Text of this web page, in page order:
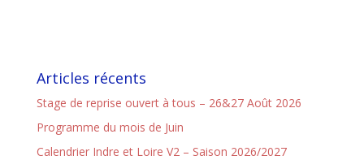
Articles récents
Stage de reprise ouvert à tous – 26&27 Août 2026
Programme du mois de Juin
Calendrier Indre et Loire V2 – Saison 2026/2027